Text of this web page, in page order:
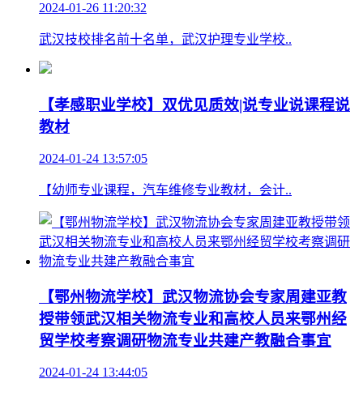
2024-01-26 11:20:32
武汉技校排名前十名单，武汉护理专业学校..
【孝感职业学校】双优见质效|说专业说课程说
教材
2024-01-24 13:57:05
【幼师专业课程，汽车维修专业教材，会计..
【鄂州物流学校】武汉物流协会专家周建亚教
授带领武汉相关物流专业和高校人员来鄂州经
贸学校考察调研物流专业共建产教融合事宜
2024-01-24 13:44:05